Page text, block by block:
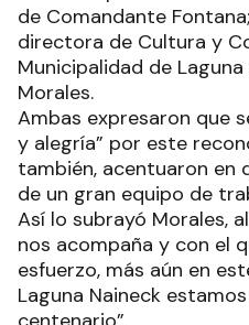
de Comandante
directora de Cultura y
Municipalidad de
Morales.
Ambas expresaron que
y alegría” por este
también, acentuaron en
de un gran equipo de
Así lo subrayó Morales,
nos acompaña y con el
esfuerzo, más aún en
Laguna Naineck